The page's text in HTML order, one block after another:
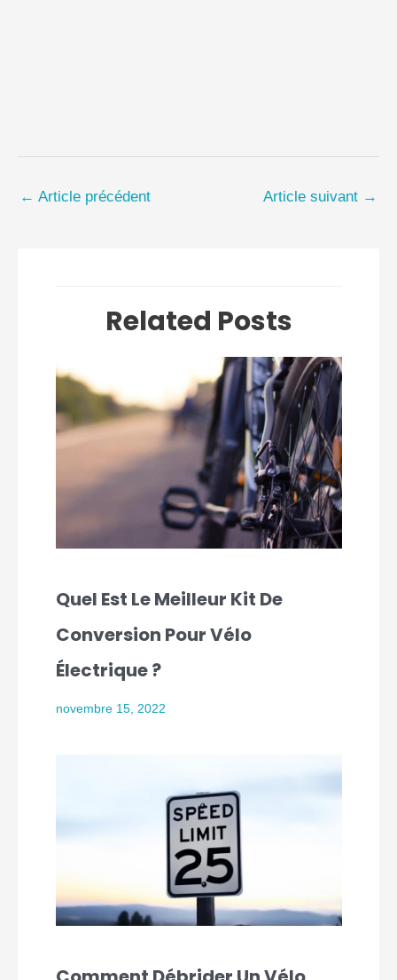
← Article précédent Article suivant →
Related Posts
Quel Est Le Meilleur Kit De
Conversion Pour Vélo
Électrique ?
novembre 15, 2022